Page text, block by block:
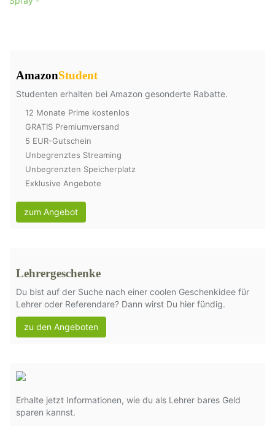
AmazonStudent
Studenten erhalten bei Amazon gesonderte Rabatte.
12 Monate Prime kostenlos
GRATIS Premiumversand
5 EUR-Gutschein
Unbegrenztes Streaming
Unbegrenzten Speicherplatz
Exklusive Angebote
zum Angebot
Lehrergeschenke
Du bist auf der Suche nach einer coolen Geschenkidee für
Lehrer oder Referendare? Dann wirst Du hier fündig.
zu den Angeboten
Erhalte jetzt Informationen, wie du als Lehrer bares Geld
sparen kannst.